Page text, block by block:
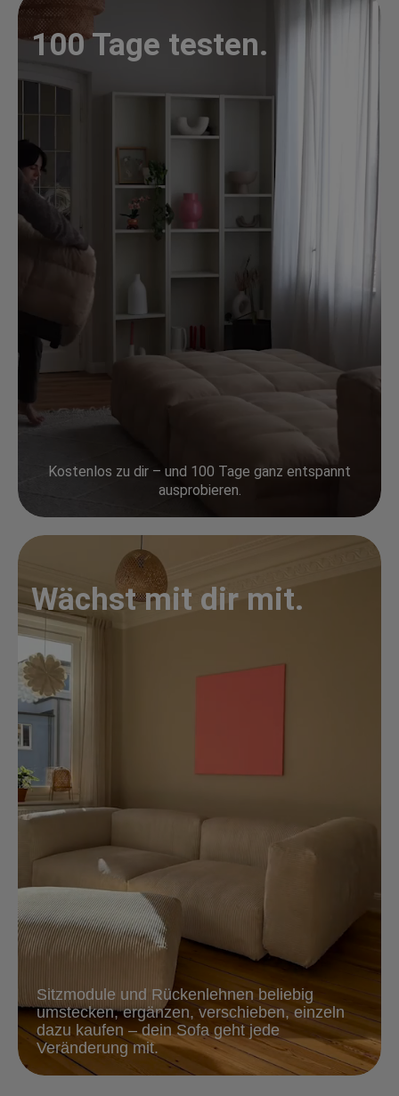
100 Tage testen.
Kostenlos zu dir – und 100 Tage ganz entspannt
ausprobieren.
Wächst mit dir mit.
Sitzmodule und Rückenlehnen beliebig
umstecken, ergänzen, verschieben, einzeln
dazu kaufen – dein Sofa geht jede
Veränderung mit.